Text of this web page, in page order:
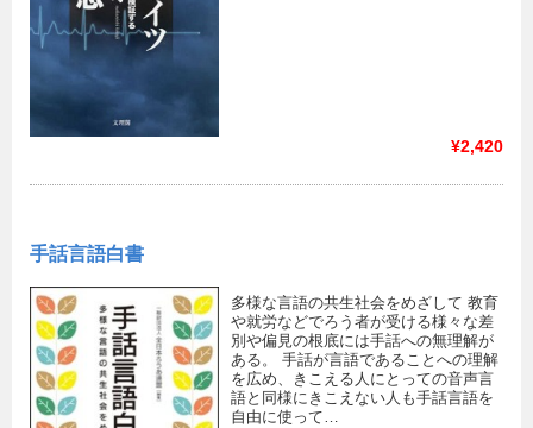
¥2,420
手話言語白書
多様な言語の共生社会をめざして 教育
や就労などでろう者が受ける様々な差
別や偏見の根底には手話への無理解が
ある。 手話が言語であることへの理解
を広め、きこえる人にとっての音声言
語と同様にきこえない人も手話言語を
自由に使って…